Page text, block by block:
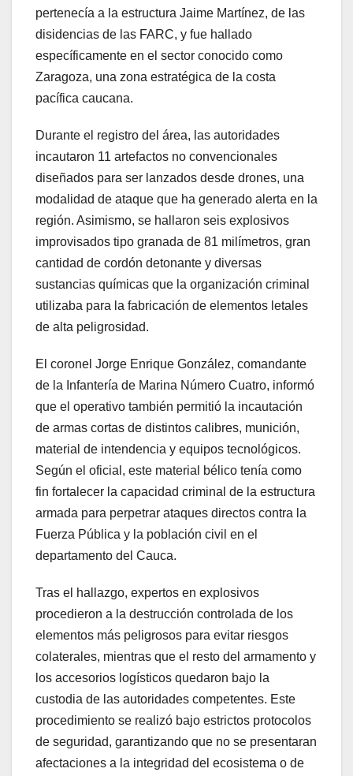
pertenecía a la estructura Jaime Martínez, de las
disidencias de las FARC, y fue hallado
específicamente en el sector conocido como
Zaragoza, una zona estratégica de la costa
pacífica caucana.
Durante el registro del área, las autoridades
incautaron 11 artefactos no convencionales
diseñados para ser lanzados desde drones, una
modalidad de ataque que ha generado alerta en la
región. Asimismo, se hallaron seis explosivos
improvisados tipo granada de 81 milímetros, gran
cantidad de cordón detonante y diversas
sustancias químicas que la organización criminal
utilizaba para la fabricación de elementos letales
de alta peligrosidad.
El coronel Jorge Enrique González, comandante
de la Infantería de Marina Número Cuatro, informó
que el operativo también permitió la incautación
de armas cortas de distintos calibres, munición,
material de intendencia y equipos tecnológicos.
Según el oficial, este material bélico tenía como
fin fortalecer la capacidad criminal de la estructura
armada para perpetrar ataques directos contra la
Fuerza Pública y la población civil en el
departamento del Cauca.
Tras el hallazgo, expertos en explosivos
procedieron a la destrucción controlada de los
elementos más peligrosos para evitar riesgos
colaterales, mientras que el resto del armamento y
los accesorios logísticos quedaron bajo la
custodia de las autoridades competentes. Este
procedimiento se realizó bajo estrictos protocolos
de seguridad, garantizando que no se presentaran
afectaciones a la integridad del ecosistema o de